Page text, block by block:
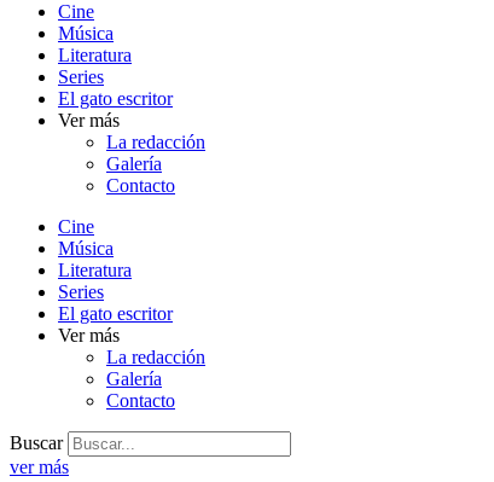
Cine
Música
Literatura
Series
El gato escritor
Ver más
La redacción
Galería
Contacto
Cine
Música
Literatura
Series
El gato escritor
Ver más
La redacción
Galería
Contacto
Buscar
ver más